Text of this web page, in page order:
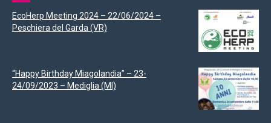
EcoHerp Meeting 2024 – 22/06/2024 –
Peschiera del Garda (VR)
“Happy Birthday Miagolandia” – 23-
24/09/2023 – Mediglia (MI)